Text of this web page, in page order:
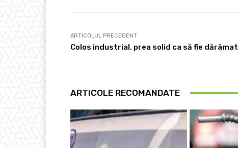
ARTICOLUL PRECEDENT
Colos industrial, prea solid ca să fie dărâmat
ARTICOLE RECOMANDATE